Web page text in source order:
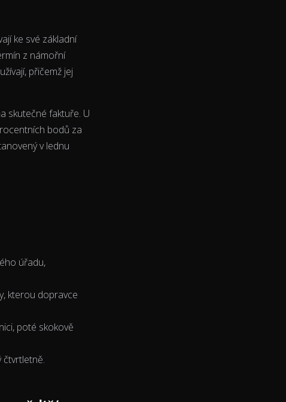
ke své základní
z námořní
přičemž jej
skutečné faktuře. U
bodů za
v lednu
úřadu,
kterou dopravce
poté skokově
čtvrtletně.